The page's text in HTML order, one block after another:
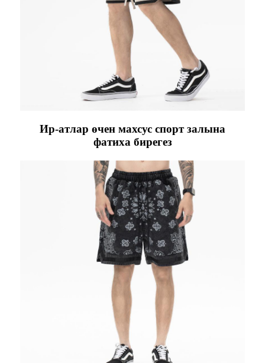
Ир-атлар өчен махсус спорт залына
фатиха бирегез